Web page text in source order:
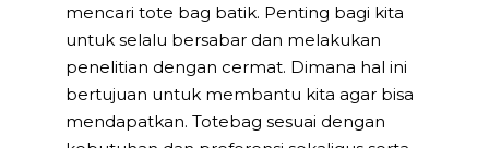
mencari tote bag batik. Penting bagi kita
untuk selalu bersabar dan melakukan
penelitian dengan cermat. Dimana hal ini
bertujuan untuk membantu kita agar bisa
mendapatkan. Totebag sesuai dengan